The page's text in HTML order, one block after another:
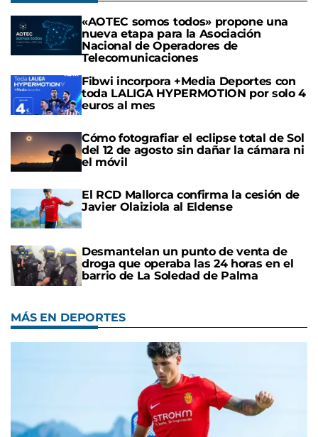
«AOTEC somos todos» propone una
nueva etapa para la Asociación
Nacional de Operadores de
Telecomunicaciones
Fibwi incorpora +Media Deportes con
toda LALIGA HYPERMOTION por solo 4
euros al mes
Cómo fotografiar el eclipse total de Sol
del 12 de agosto sin dañar la cámara ni
el móvil
El RCD Mallorca confirma la cesión de
Javier Olaiziola al Eldense
Desmantelan un punto de venta de
droga que operaba las 24 horas en el
barrio de La Soledad de Palma
MÁS EN DEPORTES